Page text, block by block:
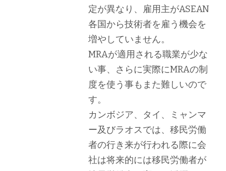
定が異なり、雇用主がASEAN
各国から技術者を雇う機会を
増やしていません。
MRAが適用される職業が少な
い事、さらに実際にMRAの制
度を使う事もまた難しいので
す。
カンボジア、タイ、ミャンマ
ー及びラオスでは、移民労働
者の行き来が行われる際に会
社は将来的には移民労働者が